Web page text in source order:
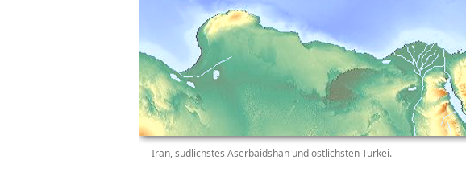
Iran, südlichstes Aserbaidshan und östlichsten Türkei.